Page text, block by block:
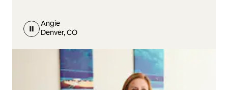
Angie
Denver, CO